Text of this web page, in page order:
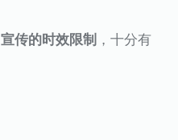
宣传的时效限制，十分有